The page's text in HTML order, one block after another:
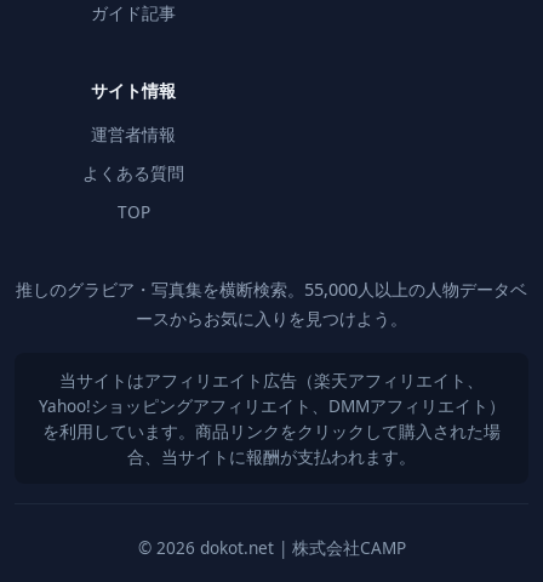
ガイド記事
サイト情報
運営者情報
よくある質問
TOP
推しのグラビア・写真集を横断検索。55,000人以上の人物データベ
ースからお気に入りを見つけよう。
当サイトはアフィリエイト広告（楽天アフィリエイト、
Yahoo!ショッピングアフィリエイト、DMMアフィリエイト）
を利用しています。商品リンクをクリックして購入された場
合、当サイトに報酬が支払われます。
© 2026 dokot.net | 株式会社CAMP